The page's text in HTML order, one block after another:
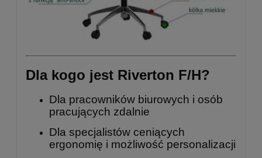
Dla kogo jest Riverton F/H?
Dla pracowników biurowych i osób
pracujących zdalnie
Dla specjalistów ceniących
ergonomię i możliwość personalizacji